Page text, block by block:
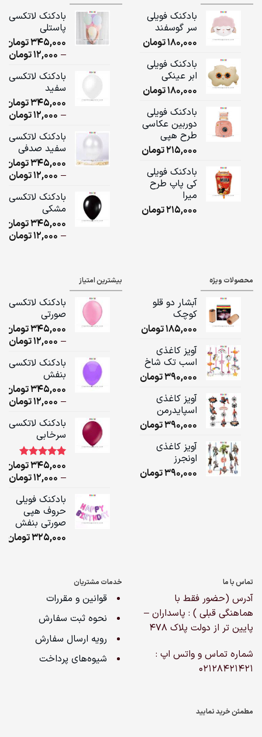
بادکنک فویلی
سر گوسفند
180,000تومان
بادکنک فویلی
ابر عینکی
180,000تومان
بادکنک فویلی
دوربین عکاسی
طرح هپی
215,000تومان
بادکنک فویلی
کی پاپ طرح
میرا
215,000تومان
بادکنک لاتکسی
پاستلی
345,000تومان
–
12,000تومان
بادکنک لاتکسی
سفید
345,000تومان
–
12,000تومان
بادکنک لاتکسی
سفید صدفی
345,000تومان
–
12,000تومان
بادکنک لاتکسی
مشکی
345,000تومان
–
12,000تومان
محصولات ویژه
آبشار دو قلو
کوچک
185,000تومان
آویز کاغذی
اسب تک شاخ
390,000تومان
آویز کاغذی
اسپایدرمن
390,000تومان
آویز کاغذی
اونجرز
390,000تومان
بیشترین امتیاز
بادکنک لاتکسی
صورتی
345,000تومان
–
12,000تومان
بادکنک لاتکسی
بنفش
345,000تومان
–
12,000تومان
بادکنک لاتکسی
سرخابی
امتیاز5.00
1
مشتری
345,000تومان
–
12,000تومان
بادکنک فویلی
حروف هپی
صورتی بنفش
325,000تومان
تماس با ما
آدرس (حضور فقط با
هماهنگی قبلی ) : پاسداران –
پایین تر از دولت پلاک ۴۷۸
شماره تماس و واتس اپ :
02128421421
خدمات مشتریان
قوانین و مقررات
نحوه ثبت سفارش
رویه ارسال سفارش
شیوه‌های پرداخت
مطمئن خرید نمایید